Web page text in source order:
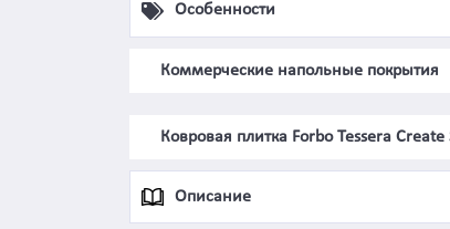
Особенности
Коммерческие напольные покрытия
Ковровая плитка Forbo Tessera Create
Описание